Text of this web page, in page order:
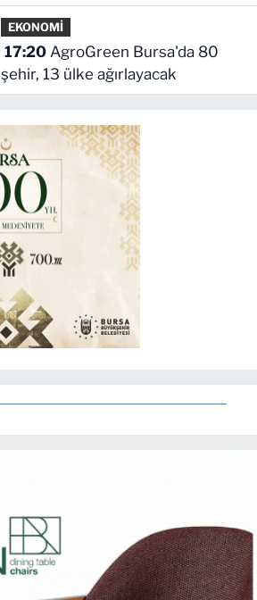
EKONOMİ
17:20AgroGreen Bursa'da 80
şehir, 13 ülke ağırlayacak